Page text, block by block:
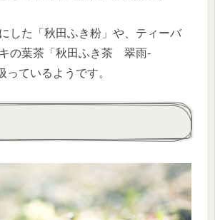
した「秋田ふき粉」や、ティーバ
の葉茶「秋田ふき茶 翠雨-
っているようです。